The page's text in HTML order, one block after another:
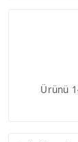
Ürünü